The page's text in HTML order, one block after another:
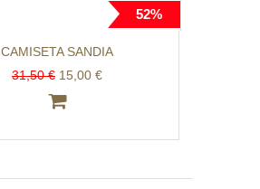
52%
CAMISETA SANDIA
31,50 € 15,00 €